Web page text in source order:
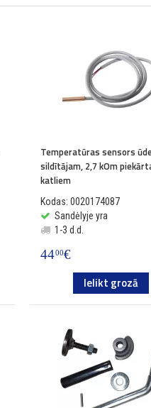
Temperatūras sensors
sildītājam, 2,7 kOm
katliem
Kodas: 0020174087
Sandėlyje yra
1-3 d.d.
4400€
Ielikt grozā